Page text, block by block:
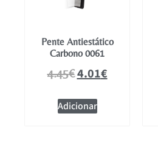
Pente Antiestático
Carbono 0061
4.45€4.01€
Adicionar